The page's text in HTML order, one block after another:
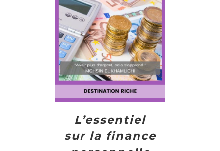
ADD TO CART / DETAILS
L’essentiel
sur la finance